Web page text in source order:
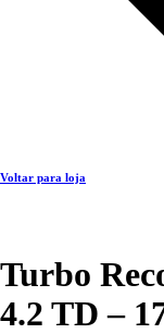
Voltar para loja
Turbo
4.2 TD –